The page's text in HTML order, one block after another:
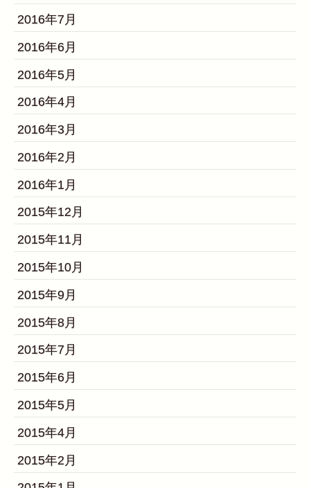
2016年7月
2016年6月
2016年5月
2016年4月
2016年3月
2016年2月
2016年1月
2015年12月
2015年11月
2015年10月
2015年9月
2015年8月
2015年7月
2015年6月
2015年5月
2015年4月
2015年2月